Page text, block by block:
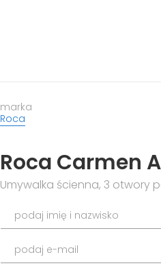
marka
Roca
Roca Carmen
Umywalka ścienna, 3 otwory
podaj imię i nazwisko
podaj e-mail